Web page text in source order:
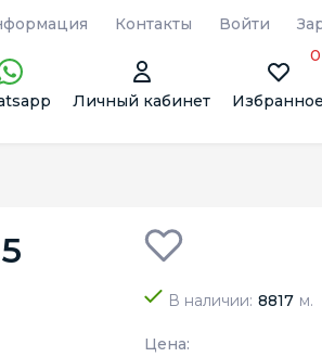
Контакты Войти
Личный кабинет Избранное
0
В наличии: 8817 м.
Цена: